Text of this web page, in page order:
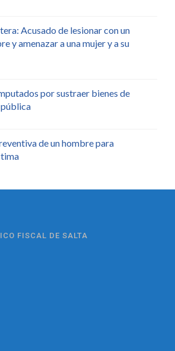
Acusado de lesionar con un
y amenazar a una mujer y a su
por sustraer bienes de
pública
de un hombre para
FISCAL DE SALTA